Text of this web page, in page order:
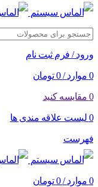
ورود / فرم ثبت نام
0 موارد /
0 تومان
0 مقایسه کنید
0 لیست علاقه مندی ها
فهرست
0 موارد /
0 تومان